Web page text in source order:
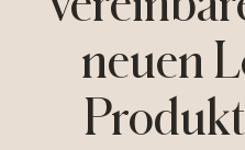
und sichtbar gesund
neuen